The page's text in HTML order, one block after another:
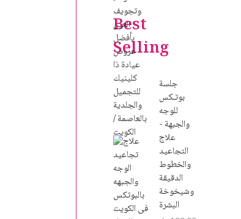
Best
Selling
جلسة
بوتـكس
للوجه
والجبهة -
علاج
التجاعيد
والخطوط
الدقيقة
وشيخوخة
البشرة